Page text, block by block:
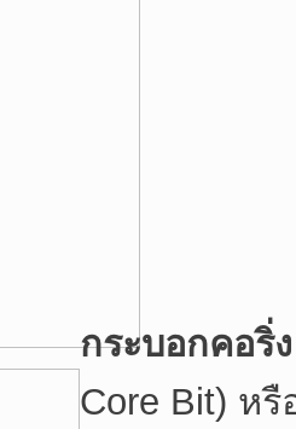
กระบอกคอริ่
Core Bit) ห